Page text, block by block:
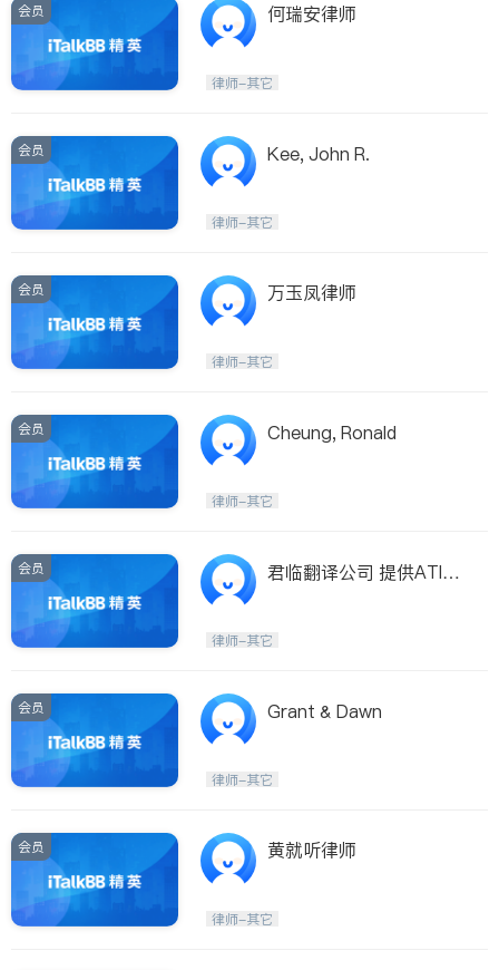
会员 何瑞安律师
律师-其它
会员 Kee, John R.
律师-其它
会员 万玉凤律师
律师-其它
会员 Cheung, Ronald
律师-其它
会员
君临翻译公司 提供ATIO/
律师-其它
会员 Grant & Dawn
律师-其它
会员 黄就听律师
律师-其它